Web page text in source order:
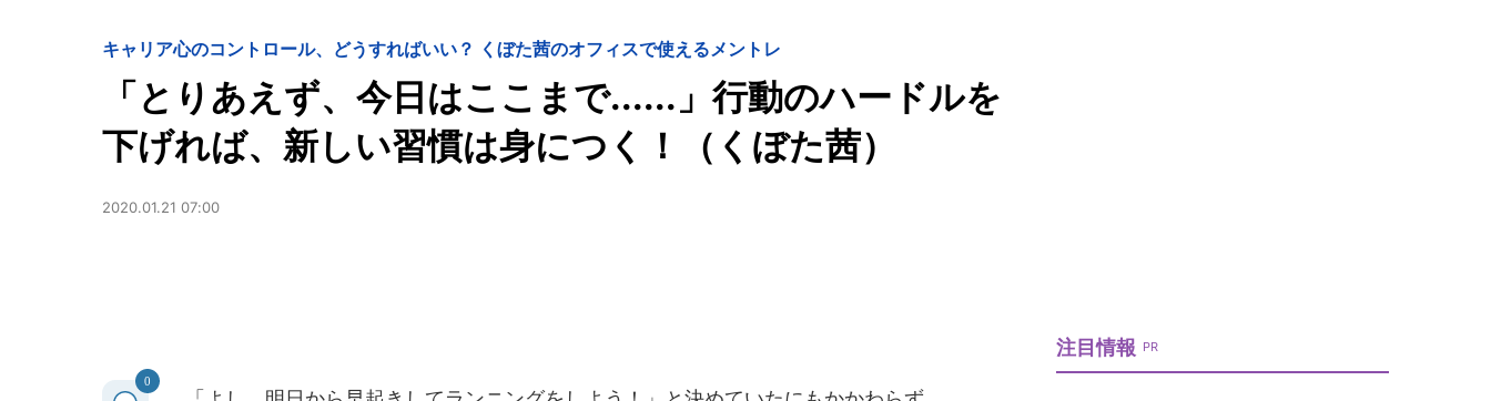
キャリア心のコントロール、どうすればいい？ くぼた茜のオフィスで使えるメントレ
「とりあえず、今日はここまで......」行動のハードルを
下げれば、新しい習慣は身につく！（くぼた茜）
2020.01.21 07:00
0
注目情報 PR